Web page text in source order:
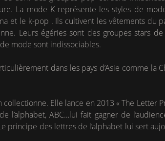
La mode K représente les styles de
et le k-pop . Ils cultivent les vêtements du
Leurs égéries sont des groupes stars
mode sont indissociables.
dans les pays d’Asie comme la
Elle lance en 2013 « The Letter
ABC…lui fait gagner de
des lettres de l’alphabet lui sert